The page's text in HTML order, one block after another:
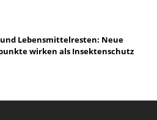
und Lebensmittelresten: Neue
wirken als Insektenschutz